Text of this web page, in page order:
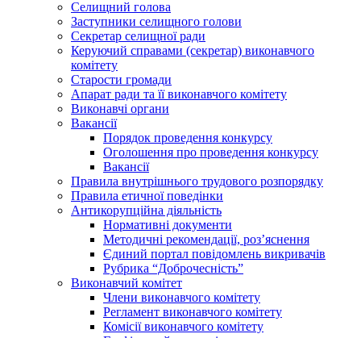
Селищний голова
Заступники селищного голови
Секретар селищної ради
Керуючий справами (секретар) виконавчого
комітету
Старости громади
Апарат ради та її виконавчого комітету
Виконавчі органи
Вакансії
Порядок проведення конкурсу
Оголошення про проведення конкурсу
Вакансії
Правила внутрішнього трудового розпорядку
Правила етичної поведінки
Антикорупційна діяльність
Нормативні документи
Методичні рекомендації, роз’яснення
Єдиний портал повідомлень викривачів
Рубрика “Доброчесність”
Виконавчий комітет
Члени виконавчого комітету
Регламент виконавчого комітету
Комісії виконавчого комітету